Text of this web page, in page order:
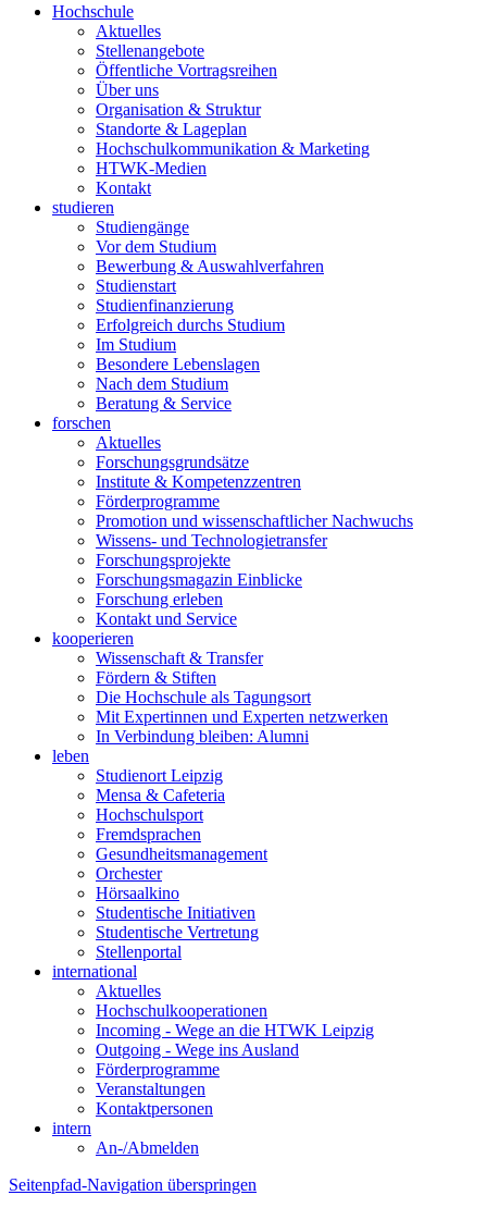
Hochschule
Aktuelles
Stellenangebote
Öffentliche Vortragsreihen
Über uns
Organisation & Struktur
Standorte & Lageplan
Hochschulkommunikation & Marketing
HTWK-Medien
Kontakt
studieren
Studiengänge
Vor dem Studium
Bewerbung & Auswahlverfahren
Studienstart
Studienfinanzierung
Erfolgreich durchs Studium
Im Studium
Besondere Lebenslagen
Nach dem Studium
Beratung & Service
forschen
Aktuelles
Forschungsgrundsätze
Institute & Kompetenzzentren
Förderprogramme
Promotion und wissenschaftlicher Nachwuchs
Wissens- und Technologietransfer
Forschungsprojekte
Forschungsmagazin Einblicke
Forschung erleben
Kontakt und Service
kooperieren
Wissenschaft & Transfer
Fördern & Stiften
Die Hochschule als Tagungsort
Mit Expertinnen und Experten netzwerken
In Verbindung bleiben: Alumni
leben
Studienort Leipzig
Mensa & Cafeteria
Hochschulsport
Fremdsprachen
Gesundheitsmanagement
Orchester
Hörsaalkino
Studentische Initiativen
Studentische Vertretung
Stellenportal
international
Aktuelles
Hochschulkooperationen
Incoming - Wege an die HTWK Leipzig
Outgoing - Wege ins Ausland
Förderprogramme
Veranstaltungen
Kontaktpersonen
intern
An-/Abmelden
Seitenpfad-Navigation überspringen